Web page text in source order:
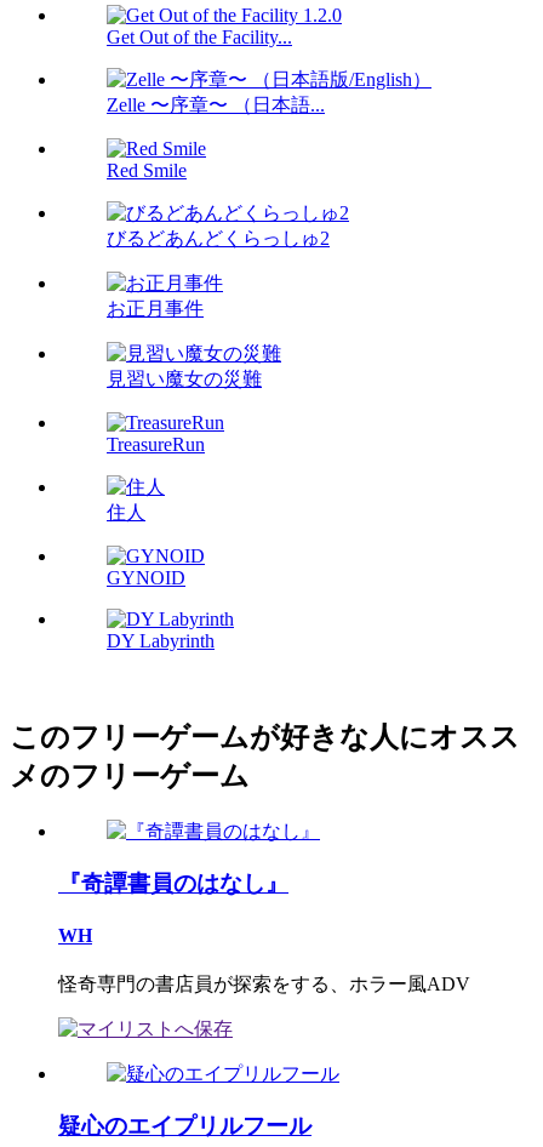
Get Out of the Facility...
Zelle 〜序章〜 （日本語...
Red Smile
びるどあんどくらっしゅ2
お正月事件
見習い魔女の災難
TreasureRun
住人
GYNOID
DY Labyrinth
このフリーゲームが好きな人にオスス
メのフリーゲーム
『奇譚書員のはなし』
WH
怪奇専門の書店員が探索をする、ホラー風ADV
疑心のエイプリルフール